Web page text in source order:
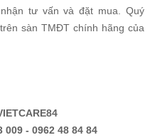
tư vấn và đặt mua. Quý
sàn TMĐT chính hãng của
- 0962 48 84 84